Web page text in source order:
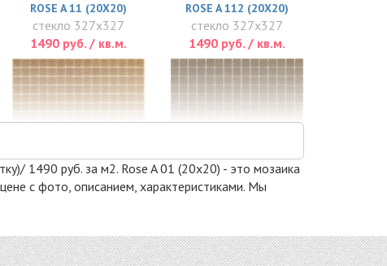
ROSE A 11 (20X20)
стекло 327x327
1490 руб. / кв.м.
ROSE A 112 (20X20)
стекло 327x327
1490 руб. / кв.м.
1490 руб. / кв.м.
1490 руб. / кв.м.
1490 руб. за м2. Rose A 01 (20x20) - это мозаика
с фото, описанием, характеристиками. Мы